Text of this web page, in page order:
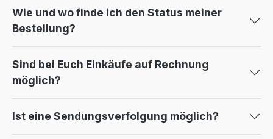
Wie und wo finde ich den Status meiner
Bestellung?
Sind bei Euch Einkäufe auf Rechnung
möglich?
Ist eine Sendungsverfolgung möglich?